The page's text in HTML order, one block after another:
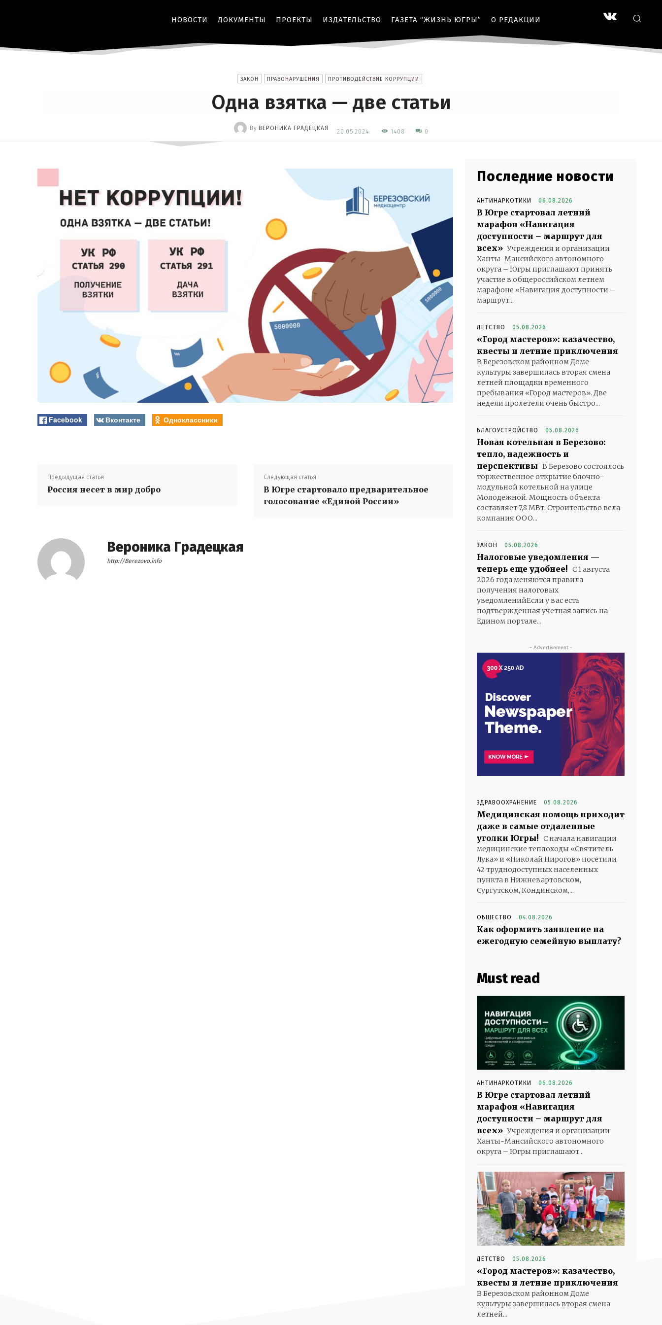
НОВОСТИ ДОКУМЕНТЫ ПРОЕКТЫ ИЗДАТЕЛЬСТВО ГАЗЕТА “ЖИЗНЬ ЮГРЫ” О РЕДАКЦИИ
ЗАКОН ПРАВОНАРУШЕНИЯ ПРОТИВОДЕЙСТВИЕ КОРРУПЦИИ
Одна взятка — две статьи
By ВЕРОНИКА ГРАДЕЦКАЯ 20.05.2024 1408 0
Facebook Вконтакте Одноклассники
Предыдущая статья
Россия несет в мир добро
Следующая статья
В Югре стартовало предварительное
голосование «Единой России»
Вероника Градецкая
http://Berezovo.info
Последние новости
АНТИНАРКОТИКИ 06.08.2026
В Югре стартовал летний
марафон «Навигация
доступности – маршрут для
всех» Учреждения и организации
Ханты-Мансийского автономного
округа – Югры приглашают принять
участие в общероссийском летнем
марафоне «Навигация доступности –
маршрут...
ДЕТСТВО 05.08.2026
«Город мастеров»: казачество,
квесты и летние приключения
В Березовском районном Доме
культуры завершилась вторая смена
летней площадки временного
пребывания «Город мастеров». Две
недели пролетели очень быстро...
БЛАГОУСТРОЙСТВО 05.08.2026
Новая котельная в Березово:
тепло, надежность и
перспективы В Березово состоялось
торжественное открытие блочно-
модульной котельной на улице
Молодежной. Мощность объекта
составляет 7,8 МВт. Строительство вела
компания ООО...
ЗАКОН 05.08.2026
Налоговые уведомления —
теперь еще удобнее! С 1 августа
2026 года меняются правила
получения налоговых
уведомленийЕсли у вас есть
подтвержденная учетная запись на
Едином портале...
- Advertisement -
ЗДРАВООХРАНЕНИЕ 05.08.2026
Медицинская помощь приходит
даже в самые отдаленные
уголки Югры! С начала навигации
медицинские теплоходы «Святитель
Лука» и «Николай Пирогов» посетили
42 труднодоступных населенных
пункта в Нижневартовском,
Сургутском, Кондинском,...
ОБЩЕСТВО 04.08.2026
Как оформить заявление на
ежегодную семейную выплату?
Must read
АНТИНАРКОТИКИ 06.08.2026
В Югре стартовал летний
марафон «Навигация
доступности – маршрут для
всех» Учреждения и организации
Ханты-Мансийского автономного
округа – Югры приглашают...
ДЕТСТВО 05.08.2026
«Город мастеров»: казачество,
квесты и летние приключения
В Березовском районном Доме
культуры завершилась вторая смена
летней...